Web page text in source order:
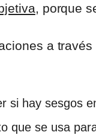
, porque
a través
si hay sesgos
que se usa